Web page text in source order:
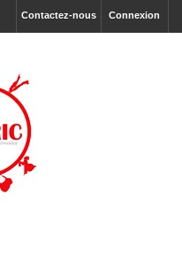
Connexion
Contactez-nous